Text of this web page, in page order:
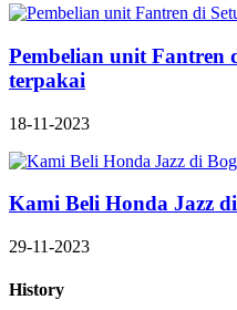
Pembelian unit Fantren
terpakai
18-11-2023
Kami Beli Honda Jazz
29-11-2023
History